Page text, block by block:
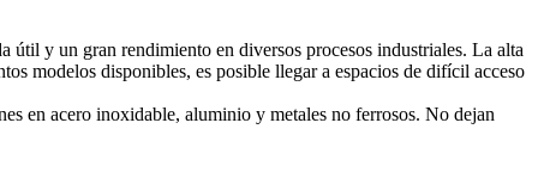
útil y un gran rendimiento en diversos procesos industriales. La alta
modelos disponibles, es posible llegar a espacios de difícil acceso
en acero inoxidable, aluminio y metales no ferrosos. No dejan